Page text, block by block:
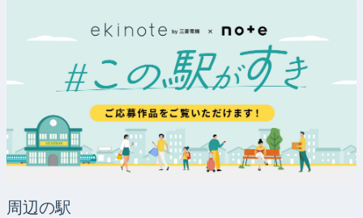
周辺の駅